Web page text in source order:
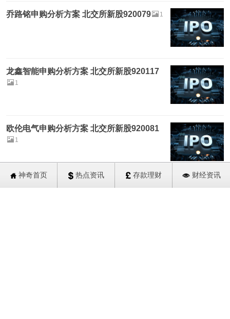
神奇首页 热点资讯 存款理财 财经资讯
乔路铭申购分析方案 北交所新股920079 1
龙鑫智能申购分析方案 北交所新股920117
1
欧伦电气申购分析方案 北交所新股920081
1